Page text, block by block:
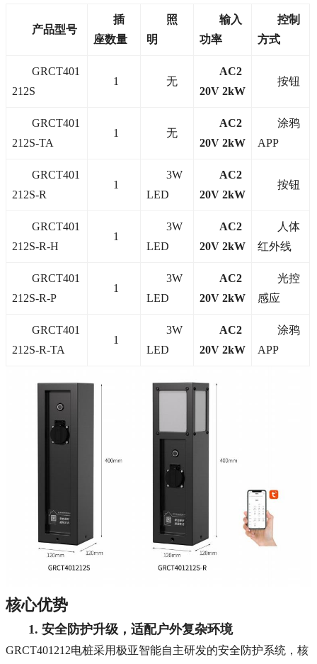
产品型号
插
座数量
照
明
输入
功率
控制
方式
GRCT401
212S
1 无
AC2
20V 2kW
按钮
GRCT401
212S-TA
1 无
AC2
20V 2kW
涂鸦
APP
GRCT401
212S-R
1
3W
LED
AC2
20V 2kW
按钮
GRCT401
212S-R-H
1
3W
LED
AC2
20V 2kW
人体
红外线
GRCT401
212S-R-P
1
3W
LED
AC2
20V 2kW
光控
感应
GRCT401
212S-R-TA
1
3W
LED
AC2
20V 2kW
涂鸦
APP
核心优势
1. 安全防护升级，适配户外复杂环境
GRCT401212电桩采用极亚智能自主研发的安全防护系统，核